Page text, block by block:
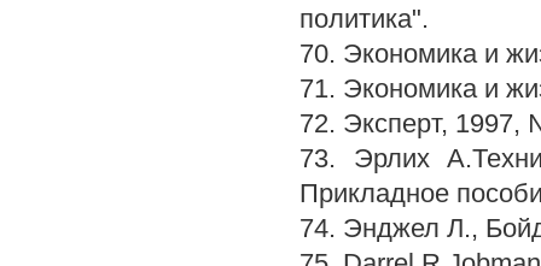
политика".
70. Экономика и
71. Экономика и
72. Эксперт, 1997,
73. Эрлих
Прикладное
74. Энджел Л.,